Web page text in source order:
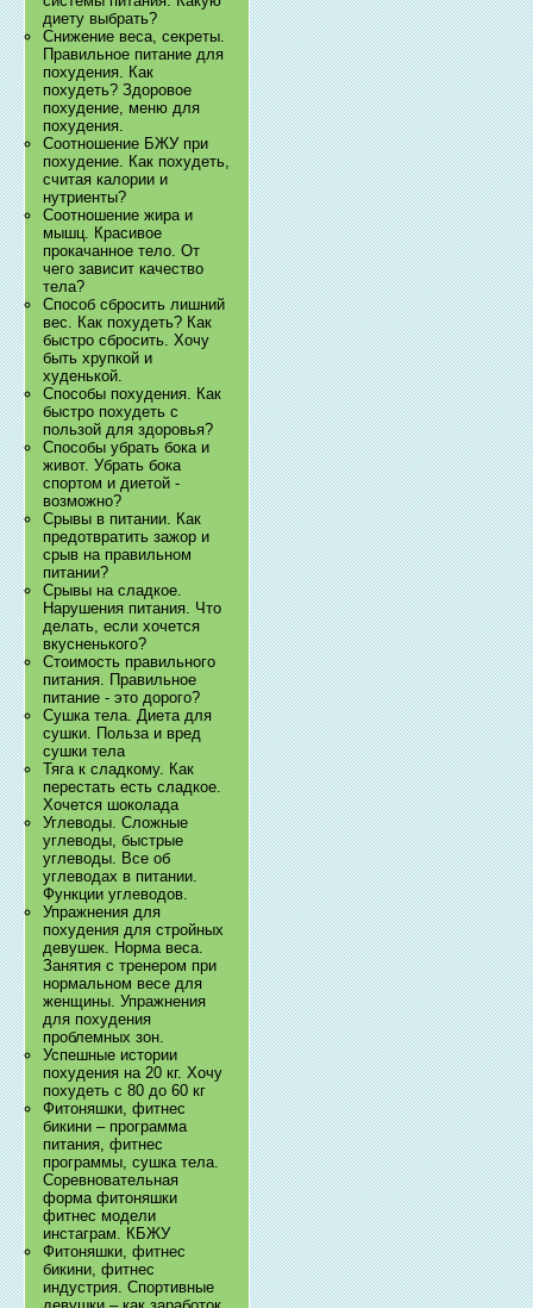
диету выбрать?
Снижение веса, секреты.
Правильное питание для
похудения. Как
похудеть? Здоровое
похудение, меню для
похудения.
Соотношение БЖУ при
похудение. Как похудеть,
считая калории и
нутриенты?
Соотношение жира и
мышц. Красивое
прокачанное тело. От
чего зависит качество
тела?
Способ сбросить лишний
вес. Как похудеть? Как
быстро сбросить. Хочу
быть хрупкой и
худенькой.
Способы похудения. Как
быстро похудеть с
пользой для здоровья?
Способы убрать бока и
живот. Убрать бока
спортом и диетой -
возможно?
Срывы в питании. Как
предотвратить зажор и
срыв на правильном
питании?
Срывы на сладкое.
Нарушения питания. Что
делать, если хочется
вкусненького?
Стоимость правильного
питания. Правильное
питание - это дорого?
Сушка тела. Диета для
сушки. Польза и вред
сушки тела
Тяга к сладкому. Как
перестать есть сладкое.
Хочется шоколада
Углеводы. Сложные
углеводы, быстрые
углеводы. Все об
углеводах в питании.
Функции углеводов.
Упражнения для
похудения для стройных
девушек. Норма веса.
Занятия с тренером при
нормальном весе для
женщины. Упражнения
для похудения
проблемных зон.
Успешные истории
похудения на 20 кг. Хочу
похудеть с 80 до 60 кг
Фитоняшки, фитнес
бикини – программа
питания, фитнес
программы, сушка тела.
Соревновательная
форма фитоняшки
фитнес модели
инстаграм. КБЖУ
Фитоняшки, фитнес
бикини, фитнес
индустрия. Спортивные